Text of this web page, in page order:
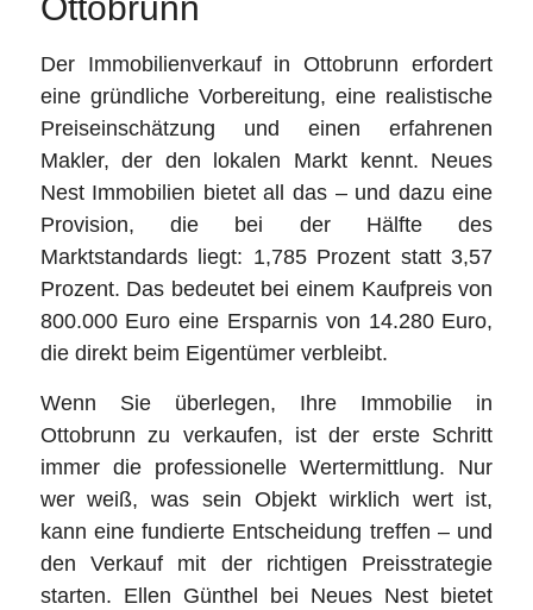
Der Immobilienverkauf in Ottobrunn erfordert
eine gründliche Vorbereitung, eine realistische
Preiseinschätzung und einen erfahrenen
Makler, der den lokalen Markt kennt. Neues
Nest Immobilien bietet all das – und dazu eine
Provision, die bei der Hälfte des
Marktstandards liegt: 1,785 Prozent statt 3,57
Prozent. Das bedeutet bei einem Kaufpreis von
800.000 Euro eine Ersparnis von 14.280 Euro,
die direkt beim Eigentümer verbleibt.
Wenn Sie überlegen, Ihre Immobilie in
Ottobrunn zu verkaufen, ist der erste Schritt
immer die professionelle Wertermittlung. Nur
wer weiß, was sein Objekt wirklich wert ist,
kann eine fundierte Entscheidung treffen – und
den Verkauf mit der richtigen Preisstrategie
starten. Ellen Günthel bei Neues Nest bietet